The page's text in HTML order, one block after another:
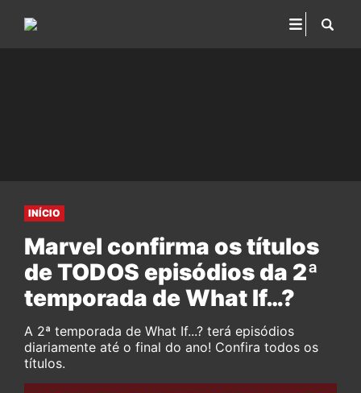
INÍCIO
Marvel confirma os títulos
de TODOS episódios da 2ª
temporada de What If…?
A 2ª temporada de What If...? terá episódios
diariamente até o final do ano! Confira todos os
títulos.